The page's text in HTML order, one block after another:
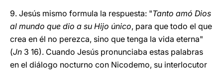
9. Jesús mismo formula la respuesta: "Tanto amó Dios
al mundo que dio a su Hijo único, para que todo el que
crea en él no perezca, sino que tenga la vida eterna"
(Jn 3 16). Cuando Jesús pronunciaba estas palabras
en el diálogo nocturno con Nicodemo, su interlocutor